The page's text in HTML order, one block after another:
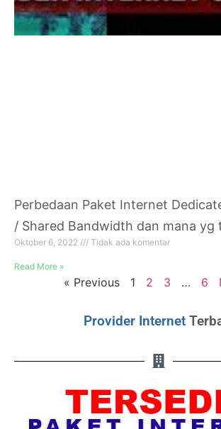
Perbedaan Paket Internet
/ Shared Bandwidth dan mana yg
Oktober 6, 2022 Tidak ada komentar
Read More »
« Previous 1 2 3 … 6
Provider Internet